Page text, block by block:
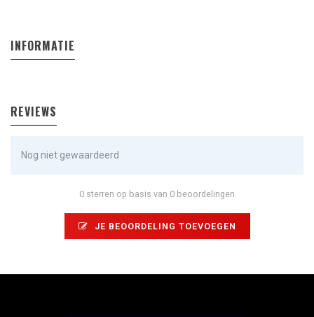
INFORMATIE
REVIEWS
Nog niet gewaardeerd
0 sterren op basis van 0 beoordelingen
JE BEOORDELING TOEVOEGEN